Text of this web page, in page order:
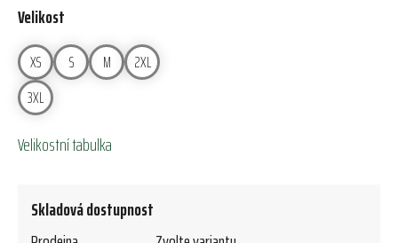
Velikost
XS S M
2XL
3XL
Velikostní tabulka
Skladová dostupnost